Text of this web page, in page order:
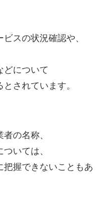
スの状況確認や、
どについて
されています。
の名称、
いては、
把握できないこともあ